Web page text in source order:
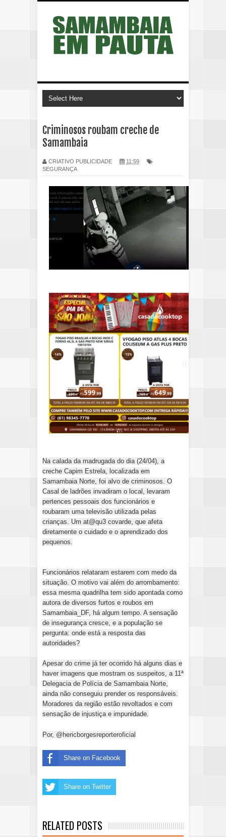
Criminosos roubam creche de
Samambaia
CRIATIVO PUBLICIDADE
11:59
SEGURANÇA
Na calada da madrugada do dia (24/04), a
creche Capim Estrela, localizada em
Samambaia Norte, foi alvo de criminosos. O
Casal de ladrões invadiram o local, levaram
pertences pessoais dos funcionários e
roubaram uma televisão utilizada pelas
crianças. Um at@qu3 covarde, que afeta
diretamente o cuidado e o aprendizado dos
pequenos.
Funcionários relataram estarem com medo da
situação. O motivo vai além do arrombamento:
essa mesma quadrilha tem sido apontada como
autora de diversos furtos e roubos em
Samambaia_DF, há algum tempo. A sensação
de insegurança cresce, e a população se
pergunta: onde está a resposta das
autoridades?
Apesar do crime já ter ocorrido há alguns dias e
haver imagens que mostram os suspeitos, a 11ª
Delegacia de Polícia de Samambaia Norte,
ainda não conseguiu prender os responsáveis.
Moradores da região estão revoltados e com
sensação de injustiça e impunidade.
Por, @hericborgesreporteroficial
Share on Facebook
Share on Twitter
RELATED POSTS